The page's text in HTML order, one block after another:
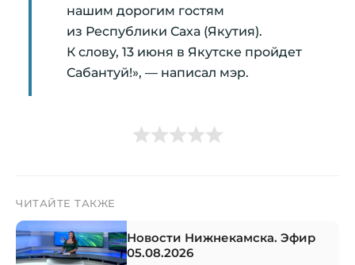
нашим дорогим гостям
из Республики Саха (Якутия).
К слову, 13 июня в Якутске пройдет
Сабантуй!», — написал мэр.
ЧИТАЙТЕ ТАКЖЕ
Новости Нижнекамска. Эфир
05.08.2026